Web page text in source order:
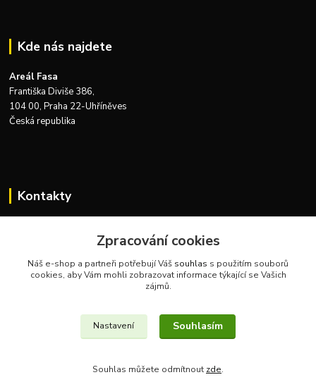
Kde nás najdete
Areál Fasa
Františka Diviše 386,
104 00, Praha 22-Uhříněves
Česká republika
Kontakty
+420 732 915 376
info@zeustechnics.cz
Zpracování cookies
Náš e-shop a partneři potřebují Váš souhlas s použitím souborů
cookies, aby Vám mohli zobrazovat informace týkající se Vašich
zájmů.
Nastavení Souhlasím
Souhlas můžete odmítnout zde.